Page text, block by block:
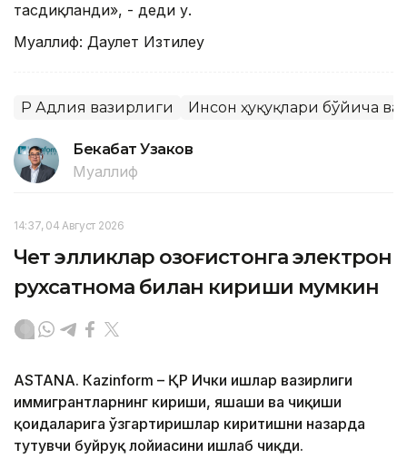
тасдиқланди», - деди у.
Муаллиф: Даулет Изтилеу
ҚР Адлия вазирлиги Инсон ҳуқуқлари бўйича
Бекабат Узаков
Муаллиф
14:37, 04 Август 2026
Чет элликлар Қозоғистонга электрон
рухсатнома билан кириши мумкин
ASTANА. Кazinform – ҚР Ички ишлар вазирлиги
иммигрантларнинг кириши, яшаши ва чиқиши
қоидаларига ўзгартиришлар киритишни назарда
тутувчи буйруқ лойиҳасини ишлаб чиқди.